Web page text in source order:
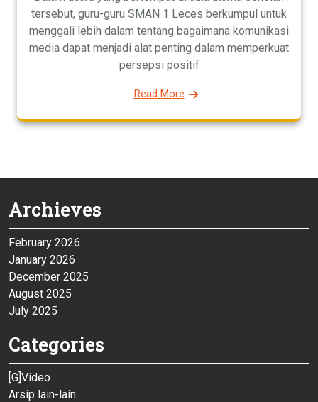
tersebut, guru-guru SMAN 1 Leces berkumpul untuk
menggali lebih dalam tentang bagaimana komunikasi
media dapat menjadi alat penting dalam memperkuat
persepsi positif
Read More
Archieves
February 2026
January 2026
December 2025
August 2025
July 2025
Categories
[G]Video
Arsip lain-lain